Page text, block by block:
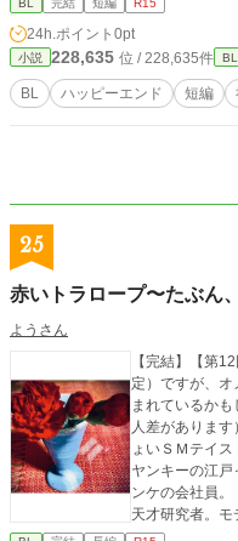
BL 完結 短編 R15
24h.ポイント 0pt
小説 228,635 位 / 228,635件 BL
BL ハッピーエンド 短編
25
赤いトラロープ〜たぶん
ようさん
【完結】【第12回BL
定）ですが、
まれているか
人差があります） ＂ＢがＬする地球に優しいお仕事小説
ょいＳＭテイスト＂ 【攻】ご主人様にされてしま
ヤンキーの江
ンケの会社員。 【受】世界が一目置くカリスマ経営者にして
天才研究者。
思いきや、仕事以